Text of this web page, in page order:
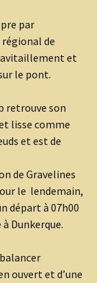
par
de
et
le pont.
retrouve son
lisse comme
et est de
de Gravelines
le lendemain,
départ à 07h00
Dunkerque.
ouvert et d’une